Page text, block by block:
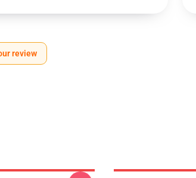
review